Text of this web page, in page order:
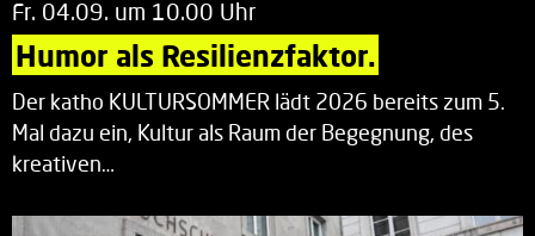
Fr. 04.09. um 10.00 Uhr
Humor als Resilienzfaktor.
Der katho KULTURSOMMER lädt 2026 bereits zum 5.
Mal dazu ein, Kultur als Raum der Begegnung, des
kreativen…